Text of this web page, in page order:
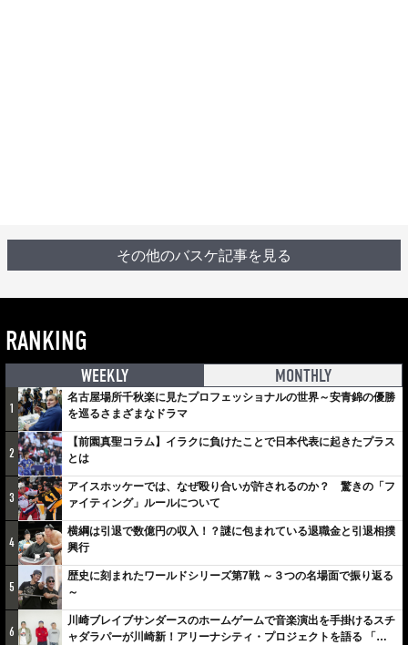
その他のバスケ記事を見る
RANKING
WEEKLY MONTHLY
1
名古屋場所千秋楽に見たプロフェッショナルの世界～安青錦の優勝
を巡るさまざまなドラマ
2
【前園真聖コラム】イラクに負けたことで日本代表に起きたプラス
とは
3
アイスホッケーでは、なぜ殴り合いが許されるのか？ 驚きの「フ
ァイティング」ルールについて
4
横綱は引退で数億円の収入！？謎に包まれている退職金と引退相撲
興行
5
歴史に刻まれたワールドシリーズ第7戦 ～３つの名場面で振り返る
～
6
川崎ブレイブサンダースのホームゲームで音楽演出を手掛けるスチ
ャダラパーが川崎新！アリーナシティ・プロジェクトを語る 「楽